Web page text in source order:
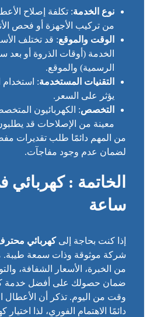
نوع الخدمة: تكلفة إصلاح
من تركيب الأجهزة أو فحص
الوقت والموقع: قد تختلف
الخدمة (أوقات الذروة أو بعد
الرسمية) والموقع.
التقنيات المستخدمة: استخدام
يؤثر على السعر.
التخصص: الكهربائيون
معينة من الإصلاحات قد
من المهم دائمًا طلب تقديرات
لضمان عدم وجود مفاجآت.
ساعة
إذا كنت بحاجة إلىكهربائي
شركة موثوقة وذات سمعة طيبة.
من الخبرة، الأسعار الشفافة،
ضمان حصولك على أفضل خدمة
وقت من اليوم. تذكر أن الأعطال
دائمًا الاهتمام الفوري، لذا